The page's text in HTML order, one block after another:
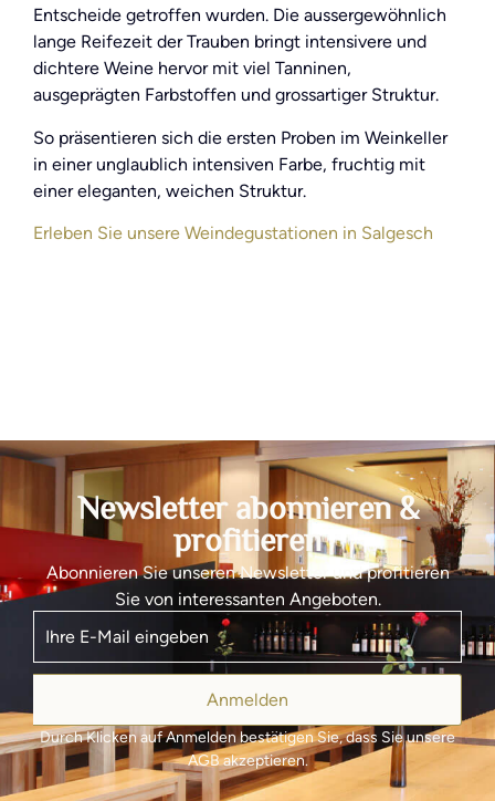
Entscheide getroffen wurden. Die aussergewöhnlich
lange Reifezeit der Trauben bringt intensivere und
dichtere Weine hervor mit viel Tanninen,
ausgeprägten Farbstoffen und grossartiger Struktur.
So präsentieren sich die ersten Proben im Weinkeller
in einer unglaublich intensiven Farbe, fruchtig mit
einer eleganten, weichen Struktur.
Erleben Sie unsere Weindegustationen in Salgesch
Newsletter abonnieren &
profitieren
Abonnieren Sie unseren Newsletter und profitieren
Sie von interessanten Angeboten.
Anmelden
Durch Klicken auf Anmelden bestätigen Sie, dass Sie unsere
AGB akzeptieren.